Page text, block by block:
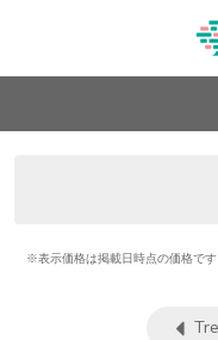
※表示価格は掲載日時点の価格です